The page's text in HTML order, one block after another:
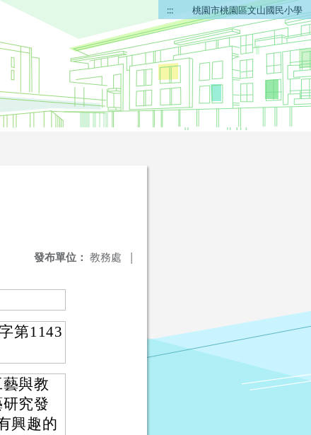
::: 桃園市桃園區文山國民小學
發布單位： 教務處 |
第1143
與教
究發
興趣的